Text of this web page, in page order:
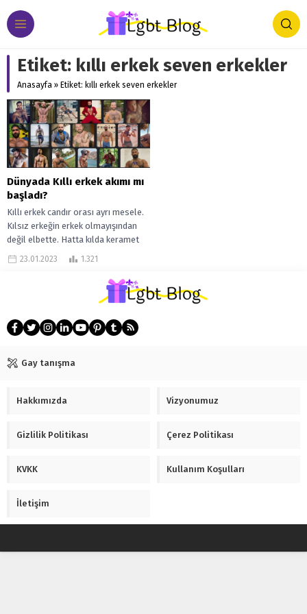
Etiket: kıllı erkek seven erkekler
Anasayfa » Etiket: kıllı erkek seven erkekler
Dünyada Kıllı erkek akımı mı
başladı?
Kıllı erkek candır orası ayrı mesele.
Kılsız erkeğin erkek olmayışından
değil elbette. Hatta kılda keramet
olsa bilmem nerde çıkmazdı lafını...
23.01.2023 1.321
Gay tanışma
Hakkımızda Vizyonumuz
Gizlilik Politikası Çerez Politikası
KVKK Kullanım Koşulları
İletişim